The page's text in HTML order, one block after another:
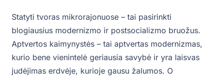
Statyti tvoras mikrorajonuose – tai pasirinkti
blogiausius modernizmo ir postsocializmo bruožus.
Aptvertos kaimynystės – tai aptvertas modernizmas,
kurio bene vienintelė geriausia savybė ir yra laisvas
judėjimas erdvėje, kurioje gausu žalumos. O